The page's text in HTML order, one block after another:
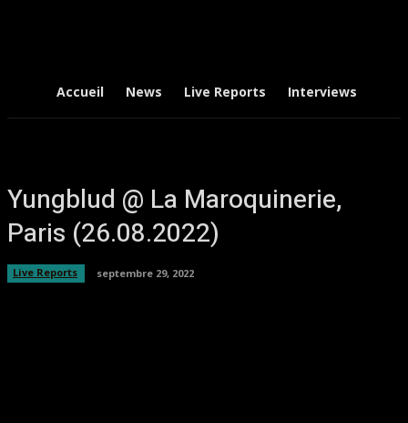
Accueil News Live Reports Interviews
Yungblud @ La Maroquinerie,
Paris (26.08.2022)
Live Reports septembre 29, 2022